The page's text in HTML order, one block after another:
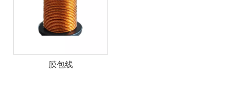
膜包线